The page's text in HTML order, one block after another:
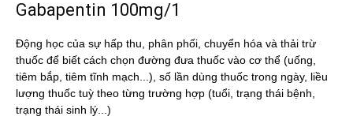
Gabapentin 100mg/1
Động học của sự hấp thu, phân phối, chuyển hóa và thải trừ
thuốc để biết cách chọn đường đưa thuốc vào cơ thể (uống,
tiêm bắp, tiêm tĩnh mạch...), số lần dùng thuốc trong ngày, liều
lượng thuốc tuỳ theo từng trường hợp (tuổi, trạng thái bệnh,
trạng thái sinh lý...)